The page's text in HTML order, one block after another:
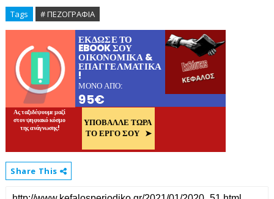
Tags # ΠΕΖΟΓΡΑΦΙΑ
Share This